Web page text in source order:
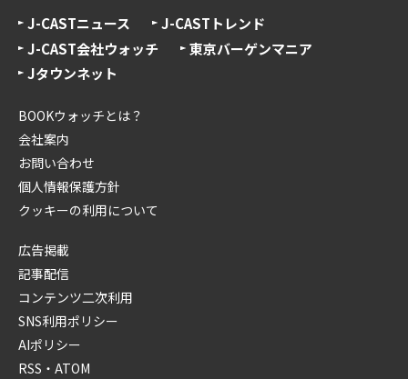
J-CASTニュース
J-CASTトレンド
J-CAST会社ウォッチ
東京バーゲンマニア
Jタウンネット
BOOKウォッチとは？
会社案内
お問い合わせ
個人情報保護方針
クッキーの利用について
広告掲載
記事配信
コンテンツ二次利用
SNS利用ポリシー
AIポリシー
RSS・ATOM